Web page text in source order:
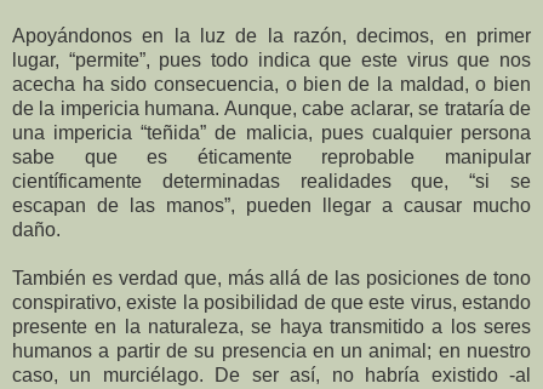
Apoyándonos en la luz de la razón, decimos, en primer
lugar, “permite”, pues todo indica que este virus que nos
acecha ha sido consecuencia, o bien de la maldad, o bien
de la impericia humana. Aunque, cabe aclarar, se trataría de
una impericia “teñida” de malicia, pues cualquier persona
sabe que es éticamente reprobable manipular
científicamente determinadas realidades que, “si se
escapan de las manos”, pueden llegar a causar mucho
daño.
También es verdad que, más allá de las posiciones de tono
conspirativo, existe la posibilidad de que este virus, estando
presente en la naturaleza, se haya transmitido a los seres
humanos a partir de su presencia en un animal; en nuestro
caso, un murciélago. De ser así, no habría existido -al